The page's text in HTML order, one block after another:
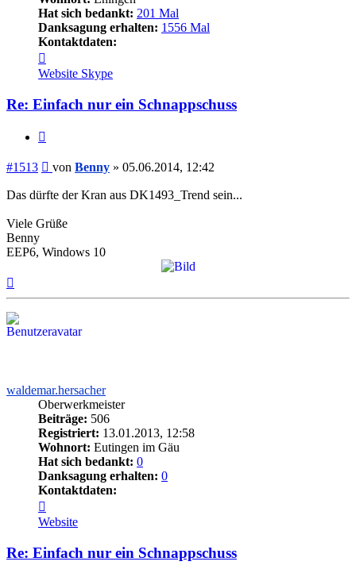
Hat sich bedankt: 201 Mal
Danksagung erhalten: 1556 Mal
Kontaktdaten:
von
Benny
Website Skype
Re: Einfach nur ein Schnappschuss
#1513 Beitrag
von Benny » 05.06.2014, 12:42
Das dürfte der Kran aus DK1493_Trend sein...
Viele Grüße
Benny
EEP6, Windows 10
waldemar.hersacher
Oberwerkmeister
Beiträge: 506
Registriert: 13.01.2013, 12:58
Wohnort: Eutingen im Gäu
Hat sich bedankt: 0
Danksagung erhalten: 0
Kontaktdaten:
von
waldemar.hersacher
Website
Re: Einfach nur ein Schnappschuss